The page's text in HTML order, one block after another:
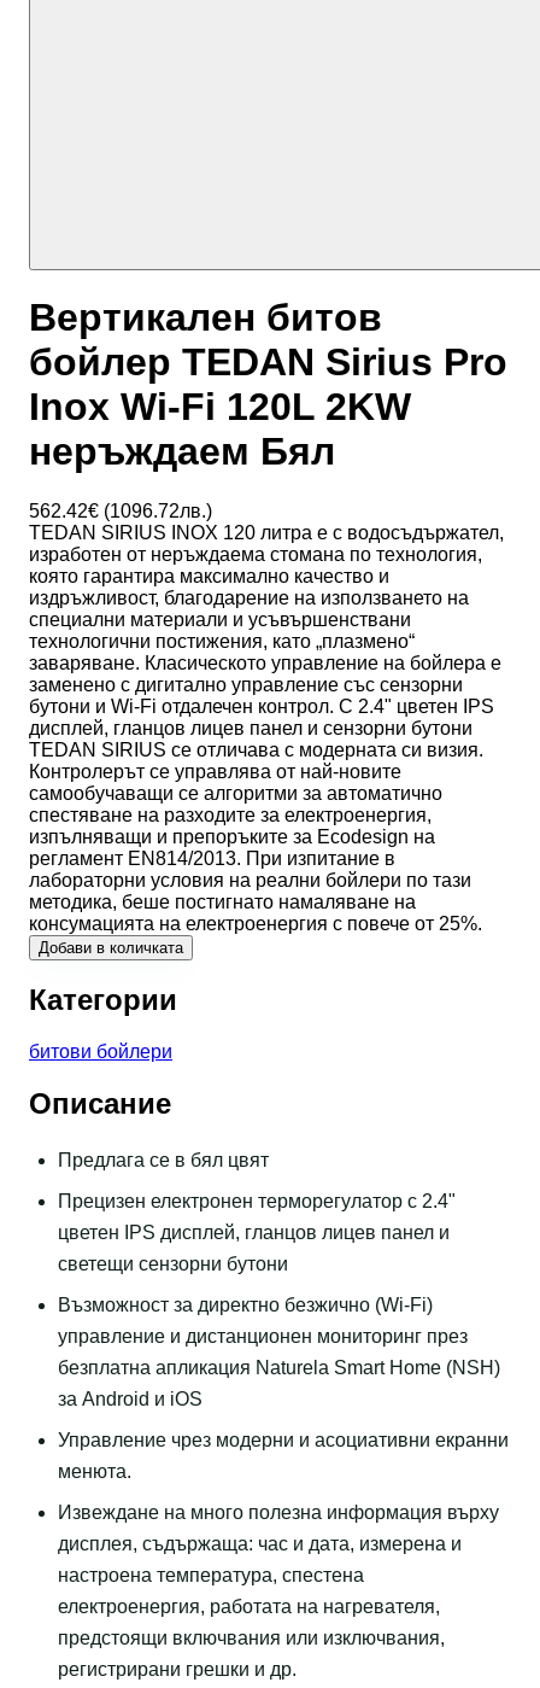
Вертикален битов
бойлер TEDAN Sirius Pro
Inox Wi-Fi 120L 2KW
неръждаем Бял
562.42€ (1096.72лв.)
TEDAN SIRIUS INOX 120 литра е с водосъдържател,
изработен от неръждаема стомана по технология,
която гарантира максимално качество и
издръжливост, благодарение на използването на
специални материали и усъвършенствани
технологични постижения, като „плазмено“
заваряване. Класическото управление на бойлера е
заменено с дигитално управление със сензорни
бутони и Wi-Fi отдалечен контрол. С 2.4" цветен IPS
дисплей, гланцов лицев панел и сензорни бутони
TEDAN SIRIUS се отличава с модерната си визия.
Контролерът се управлява от най-новите
самообучаващи се алгоритми за автоматично
спестяване на разходите за електроенергия,
изпълняващи и препоръките за Ecodesign на
регламент EN814/2013. При изпитание в
лабораторни условия на реални бойлери по тази
методика, беше постигнато намаляване на
консумацията на електроенергия с повече от 25%.
Добави в количката
Категории
битови бойлери
Описание
Предлага се в бял цвят
Прецизен електронен терморегулатор с 2.4"
цветен IPS дисплей, гланцов лицев панел и
светещи сензорни бутони
Възможност за директно безжично (Wi-Fi)
управление и дистанционен мониторинг през
безплатна апликация Naturela Smart Home (NSH)
за Android и iOS
Управление чрез модерни и асоциативни екранни
менюта.
Извеждане на много полезна информация върху
дисплея, съдържаща: час и дата, измерена и
настроена температура, спестена
електроенергия, работата на нагревателя,
предстоящи включвания или изключвания,
регистрирани грешки и др.